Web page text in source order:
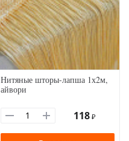
Нитяные шторы-лапша 1х2м,
айвори
118 ₽